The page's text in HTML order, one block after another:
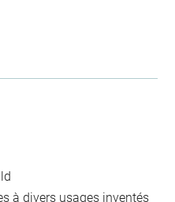
à divers usages inventés